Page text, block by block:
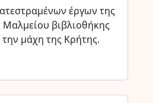
έργων της
βιβλιοθήκης
μάχη της Κρήτης.